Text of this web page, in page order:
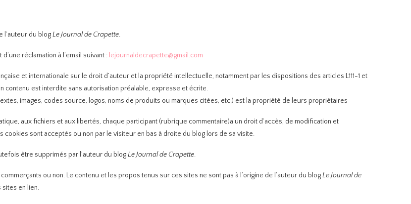
l’auteur du blogLe Journal de Crapette.
réclamation à l’email suivant : lejournaldecrapette@gmail.com
et internationale sur le droit d’auteur et la propriété intellectuelle, notamment par les dispositions des articles L111-1 et
contenu est interdite sans autorisation préalable, expresse et écrite.
images, codes source, logos, noms de produits ou marques citées, etc.) est la propriété de leurs propriétaires
aux fichiers et aux libertés, chaque participant (rubrique commentaire)a un droit d’accès, de modification et
sont acceptés ou non par le visiteur en bas à droite du blog lors de sa visite.
être supprimés par l’auteur du blogLe Journal de Crapette.
ou non. Le contenu et les propos tenus sur ces sites ne sont pas à l’origine de l’auteur du blogLe Journal de
sites en lien.